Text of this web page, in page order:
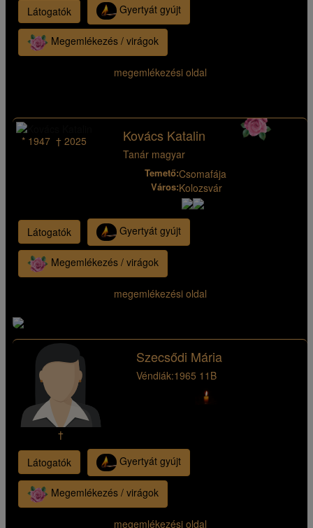
Látogatók Gyertyát gyújt
Megemlékezés / virágok
megemlékezési oldal
* 1947 † 2025 Kovács Katalin
Tanár magyar
Temető:Csomafája
Város:Kolozsvár
Látogatók Gyertyát gyújt
Megemlékezés / virágok
megemlékezési oldal
†
Szecsődi Mária
Véndiák:1965 11B
Látogatók Gyertyát gyújt
Megemlékezés / virágok
megemlékezési oldal